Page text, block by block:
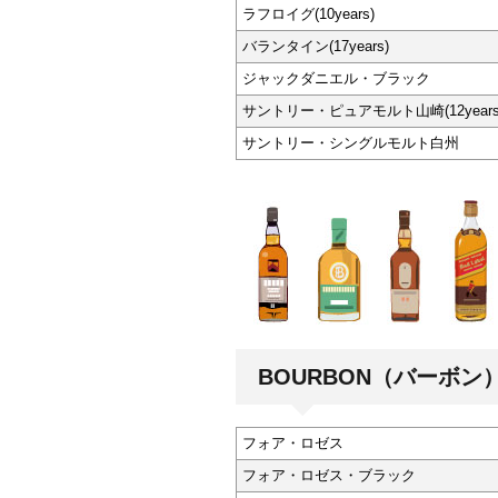
ラフロイグ(10years)
バランタイン(17years)
ジャックダニエル・ブラック
サントリー・ピュアモルト山崎
サントリー・シングルモルト白州
BOURBON（バーボン
フォア・ロゼス
フォア・ロゼス・ブラック